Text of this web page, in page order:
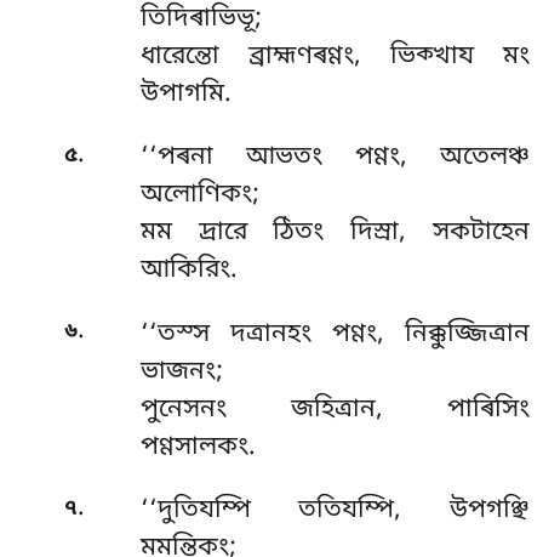
তিদিৰাভিভূ;
ধারেন্তো ব্রাহ্মণৰণ্ণং, ভিক্খায মং
উপাগমি.
৫.
‘‘পৰনা আভতং পণ্ণং, অতেলঞ্চ
অলোণিকং;
মম দ্ৰারে ঠিতং দিস্ৰা, সকটাহেন
আকিরিং.
৬.
‘‘তস্স দত্ৰানহং পণ্ণং, নিক্কুজ্জিত্ৰান
ভাজনং;
পুনেসনং জহিত্ৰান, পাৰিসিং
পণ্ণসালকং.
৭. ‘‘দুতিযম্পিততিযম্পি, উপগঞ্ছি
মমন্তিকং;